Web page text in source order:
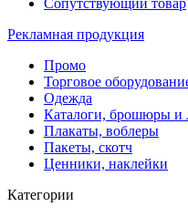
Сопутствующий товар
Рекламная продукция
Промо
Торговое
Одежда
Каталоги, брошюры и
Плакаты, воблеры
Пакеты, скотч
Ценники, наклейки
Категории